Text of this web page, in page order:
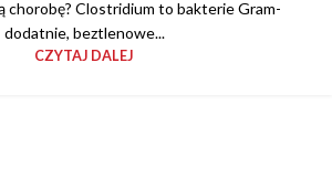
chorobę? Clostridium to bakterie Gram-
dodatnie, beztlenowe...
CZYTAJ DALEJ